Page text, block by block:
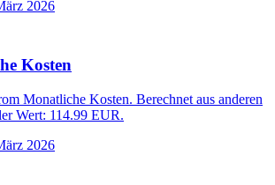
2026
Kosten
Monatliche Kosten. Berechnet aus anderen
Wert: 114.99 EUR.
2026